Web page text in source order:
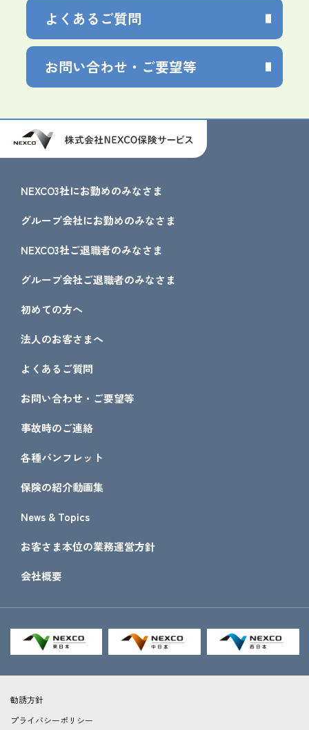
よくあるご質問
お問い合わせ・ご要望等
NEXCO3社にお勤めのみなさま
グループ会社にお勤めのみなさま
NEXCO3社ご退職者のみなさま
グループ会社ご退職者のみなさま
初めての方へ
法人のお客さまへ
よくあるご質問
お問い合わせ・ご要望等
事故時のご連絡
各種パンフレット
保険の紹介動画集
News & Topics
お客さま本位の業務運営方針
会社概要
勧誘方針
プライバシーポリシー